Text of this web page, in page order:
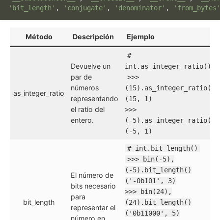
'bit_length' , 'conjugate' , 'denominator' ,
Método Descripción Ejemplo
as_integer_ratio
Devuelve un
par de
números
representando
el ratio del
entero.
#
int.as_integer_ratio()
>>>
(15).as_integer_ratio()
(15, 1)
>>>
(-5).as_integer_ratio()
(-5, 1)
bit_length
El número de
bits necesario
para
representar el
# int.bit_length()
>>> bin(-5),
(-5).bit_length()
('-0b101', 3)
>>> bin(24),
(24).bit_length()
('0b11000', 5)